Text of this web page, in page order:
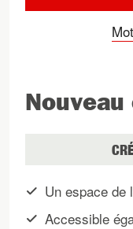
Un espace de
Accessible